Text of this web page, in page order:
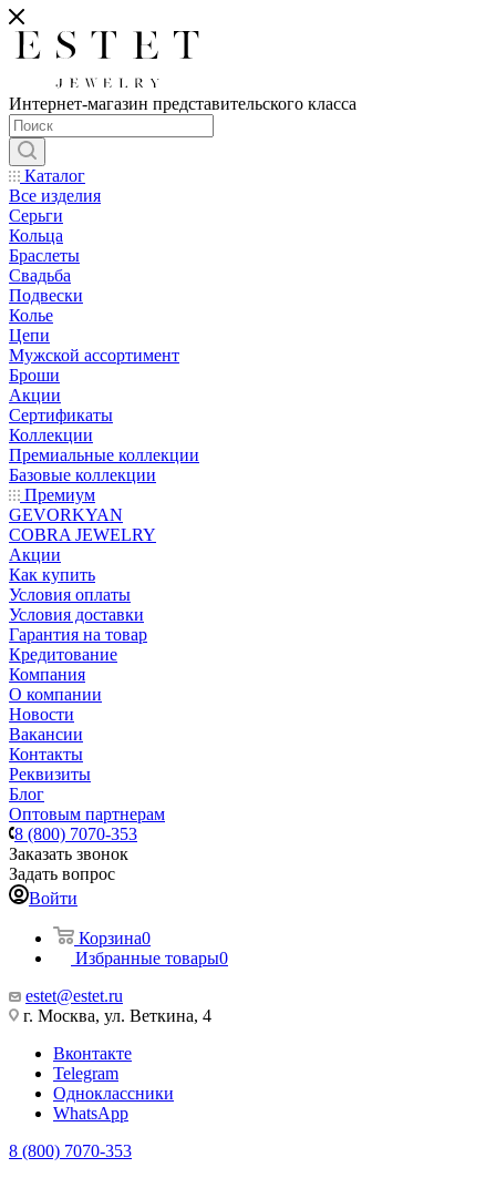
Интернет-магазин представительского класса
Каталог
Все изделия
Серьги
Кольца
Браслеты
Свадьба
Подвески
Колье
Цепи
Мужской ассортимент
Броши
Акции
Сертификаты
Коллекции
Премиальные коллекции
Базовые коллекции
Премиум
GEVORKYAN
COBRA JEWELRY
Акции
Как купить
Условия оплаты
Условия доставки
Гарантия на товар
Кредитование
Компания
О компании
Новости
Вакансии
Контакты
Реквизиты
Блог
Оптовым партнерам
8 (800) 7070-353
Заказать звонок
Задать вопрос
Войти
Корзина0
Избранные товары0
estet@estet.ru
г. Москва, ул. Веткина, 4
Вконтакте
Telegram
Одноклассники
WhatsApp
8 (800) 7070-353